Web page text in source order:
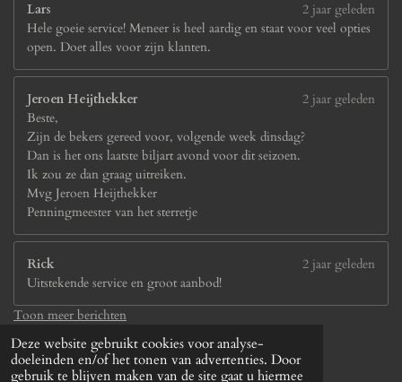
Deze website gebruikt cookies voor analyse-
doeleinden en/of het tonen van advertenties. Door
gebruik te blijven maken van de site gaat u hiermee
Lars
2 jaar geleden
Hele goeie service! Meneer is heel aardig en staat voor veel opties
open. Doet alles voor zijn klanten.
Jeroen Heijthekker
2 jaar geleden
Beste,
Zijn de bekers gereed voor, volgende week dinsdag?
Dan is het ons laatste biljart avond voor dit seizoen.
Ik zou ze dan graag uitreiken.
Mvg Jeroen Heijthekker
Penningmeester van het sterretje
Rick
2 jaar geleden
Uitstekende service en groot aanbod!
Toon meer berichten
© 2024 - 2026 sportprijzenleek.nl
Powered by JouwWeb